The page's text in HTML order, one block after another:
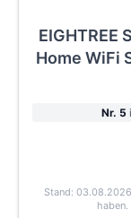
EIGHTREE
Home WiFi
Nr. 5
Stand: